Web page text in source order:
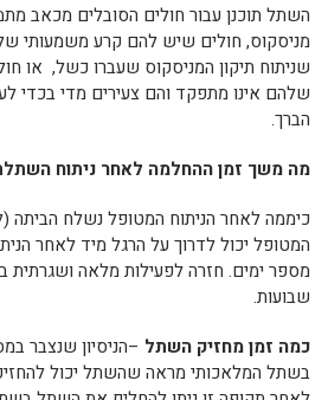
השתל תוכנן עבור חולים הסובלים מכאב
מניסקוס, חולים שיש להם קרע משמעותי של
שניתוח תיקון המניסקוס שעברו כשל, או
שלהם אינו מתפקד והם צעירים מדי בכדי
הברך.
מה משך זמן ההחלמה לאחר ניתוח
כיממה לאחר הניתוח המטופל נשלח הביתה
המטופל יכול לדרוך על הרגל מיד לאחר
מספר ימים. חזרה לפעילות מלאה
שבועות.
כמה זמן מחזיק השתל –הניסיון שנצבר